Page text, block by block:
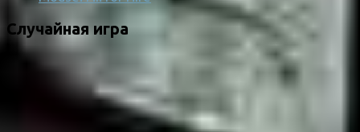
Случайная игра